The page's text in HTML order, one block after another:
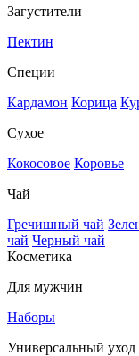
Загустители
Пектин
Специи
Кардамон Корица
Сухое
Кокосовое Коровье
Чай
Гречишный чай
чай Черный чай
Косметика
Для мужчин
Наборы
Универсальный уход